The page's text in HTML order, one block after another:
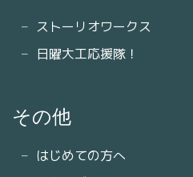
ストーリオワークス
日曜大工応援隊！
その他
はじめての方へ